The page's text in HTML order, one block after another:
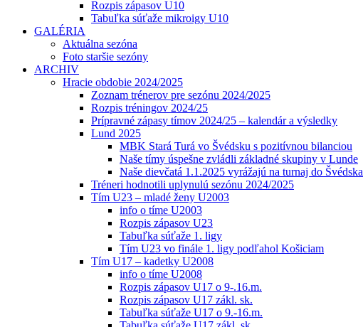
Rozpis zápasov U10
Tabuľka súťaže mikroigy U10
GALÉRIA
Aktuálna sezóna
Foto staršie sezóny
ARCHIV
Hracie obdobie 2024/2025
Zoznam trénerov pre sezónu 2024/2025
Rozpis tréningov 2024/25
Prípravné zápasy tímov 2024/25 – kalendár a výsledky
Lund 2025
MBK Stará Turá vo Švédsku s pozitívnou bilanciou
Naše tímy úspešne zvládli základné skupiny v Lunde
Naše dievčatá 1.1.2025 vyrážajú na turnaj do Švédska
Tréneri hodnotili uplynulú sezónu 2024/2025
Tím U23 – mladé ženy U2003
info o tíme U2003
Rozpis zápasov U23
Tabuľka súťaže 1. ligy
Tím U23 vo finále 1. ligy podľahol Košiciam
Tím U17 – kadetky U2008
info o tíme U2008
Rozpis zápasov U17 o 9-.16.m.
Rozpis zápasov U17 zákl. sk.
Tabuľka súťaže U17 o 9.-16.m.